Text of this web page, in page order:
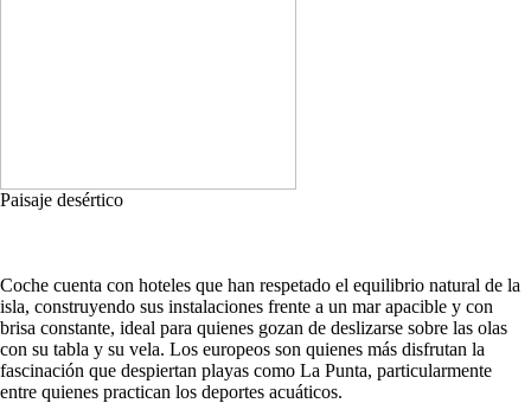
Paisaje desértico
Coche cuenta con hoteles que han respetado el equilibrio natural de la
isla, construyendo sus instalaciones frente a un mar apacible y con
brisa constante, ideal para quienes gozan de deslizarse sobre las olas
con su tabla y su vela. Los europeos son quienes más disfrutan la
fascinación que despiertan playas como La Punta, particularmente
entre quienes practican los deportes acuáticos.